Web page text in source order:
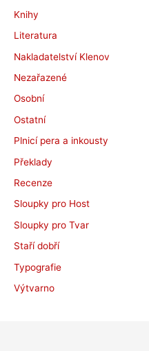
Knihy
Literatura
Nakladatelství Klenov
Nezařazené
Osobní
Ostatní
Plnicí pera a inkousty
Překlady
Recenze
Sloupky pro Host
Sloupky pro Tvar
Staří dobří
Typografie
Výtvarno